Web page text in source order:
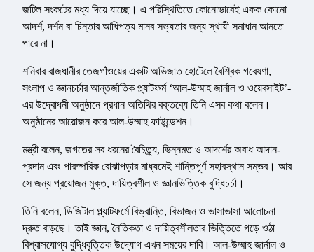
জটিল সংকটের মধ্য দিয়ে যাচ্ছে। এ পরিস্থিতিতে কোনোভাবেই একক কোনো
আদর্শ, দর্শন বা চিন্তার আধিপত্য মানব সভ্যতার জন্য স্থায়ী সমাধান আনতে
পারে না।
শনিবার রাজধানীর তেজগাঁওয়ের একটি অভিজাত হোটেলে বৈশ্বিক গবেষণা,
সংলাপ ও জ্ঞানচর্চার আন্তর্জাতিক প্ল্যাটফর্ম ‘আল-উম্মাহ জার্নাল ও ওয়েবসাইট’-
এর উদ্বোধনী অনুষ্ঠানে প্রধান অতিথির বক্তব্যে তিনি এসব কথা বলেন।
অনুষ্ঠানের আয়োজন করে আল-উম্মাহ ফাউন্ডেশন।
মন্ত্রী বলেন, জগতের সব ধরনের বৈচিত্র্য, ভিন্নমত ও আদর্শের অবাধ আদান-
প্রদান এবং পারস্পরিক বোঝাপড়ার মাধ্যমেই শান্তিপূর্ণ সহাবস্থান সম্ভব। আর
সে জন্য প্রয়োজন মুক্ত, দায়িত্বশীল ও জ্ঞানভিত্তিক বুদ্ধিচর্চা।
তিনি বলেন, ডিজিটাল প্ল্যাটফর্মে বিভ্রান্তি, বিভাজন ও ভাসাভাসা আলোচনা
দ্রুত বাড়ছে। তাই জ্ঞান, নৈতিকতা ও দায়িত্বশীলতার ভিত্তিতে গড়ে ওঠা
বিশ্বাসযোগ্য বুদ্ধিবৃত্তিক উদ্যোগ এখন সময়ের দাবি। আল-উম্মাহ জার্নাল ও